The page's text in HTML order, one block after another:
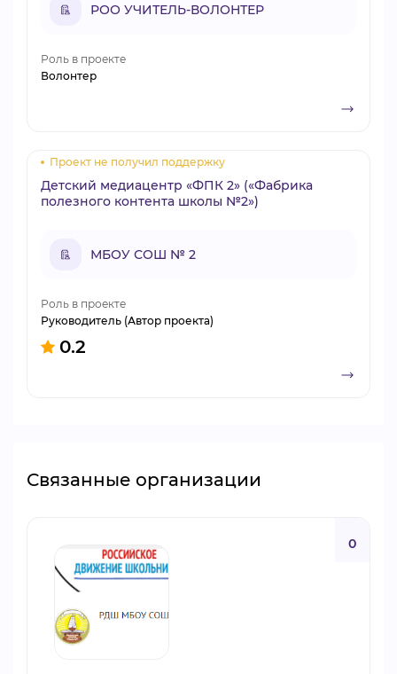
РОО УЧИТЕЛЬ-ВОЛОНТЕР
Роль в проекте
Волонтер
Проект не получил поддержку
Детский медиацентр «ФПК 2» («Фабрика
полезного контента школы №2»)
МБОУ СОШ № 2
Роль в проекте
Руководитель (Автор проекта)
0.2
Связанные организации
0